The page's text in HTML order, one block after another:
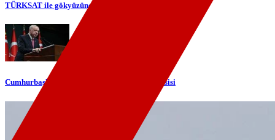
TÜRKSAT ile gökyüzünde yerli internet dönemi başlıyor
Cumhurbaşkanı Erdoğan'dan telefon diplomasisi